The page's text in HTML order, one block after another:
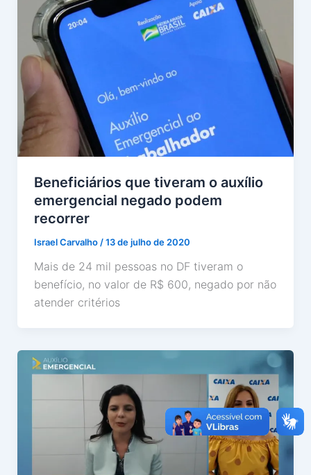
Beneficiários que tiveram o auxílio
emergencial negado podem
recorrer
Israel Carvalho /13 de julho de 2020
Mais de 24 mil pessoas no DF tiveram o
benefício, no valor de R$ 600, negado por não
atender critérios